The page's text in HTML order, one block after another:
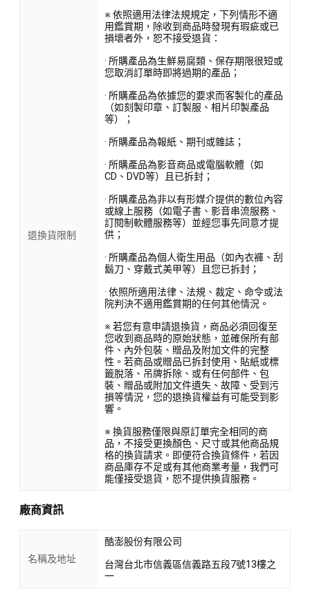
退換貨限制
※ 依照適用法律法規規定，下列情形不適
用鑑賞期，除收到商品時發現有瑕疵或已
損壞者外，恕不接受退貨：
· 所購產品為生鮮易腐類、保存期限很短或
您取消訂單時即將過期的產品；
· 所購產品為依據您的要求而客製化的產品
（如刻製印章、訂製服、相片印製產品
等）；
· 所購產品為報紙、期刊或雜誌；
· 所購產品為影音商品或電腦軟體（如
CD、DVD等）且已拆封；
· 所購產品為非以有形媒介提供的數位內容
或線上服務（如電子書、影音串流服務、
訂閱制軟體服務等）並經您事先同意才提
供；
· 所購產品為個人衛生用品（如內衣褲、刮
鬍刀、穿戴式美甲等）且您已拆封；
· 依照所適用法律、法規、裁定、命令或法
院判決不適用鑑賞期的任何其他情況。
※ 若您有意申請退換貨，商品必須回復至
您收到商品時的原始狀態，並確保所有部
件、內外包裝、贈品及附加文件的完整
性。若商品或贈品已拆封使用、貼紙或標
籤脫落、吊牌拆除、或有任何部件、包
裝、贈品或附加文件遺失、故障、受到污
損等情況，您的退換貨權益有可能受到影
響。
※ 換貨服務僅限與原訂單完全相同的商
品，不接受更換顏色、尺寸或其他商品規
格的換貨請求。即便符合換貨條件，若因
商品庫存不足或有其他商業考量，我們可
能僅接受退貨，恕不提供換貨服務。
廠商資訊
名稱及地址
酷澎股份有限公司
台灣台北市信義區信義路五段7號13樓之
一